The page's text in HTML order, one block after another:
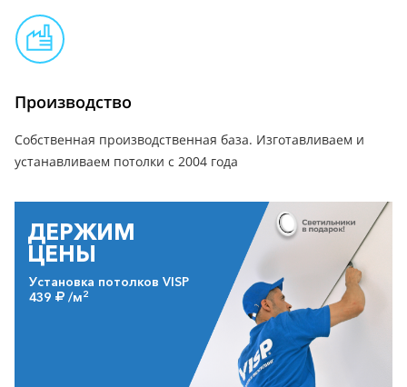
Производство
Собственная производственная база. Изготавливаем и
устанавливаем потолки с 2004 года
ДЕРЖИМ
ЦЕНЫ
Установка потолков VISP
439
/м2